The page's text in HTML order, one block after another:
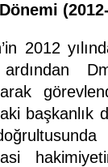
2012
ardından